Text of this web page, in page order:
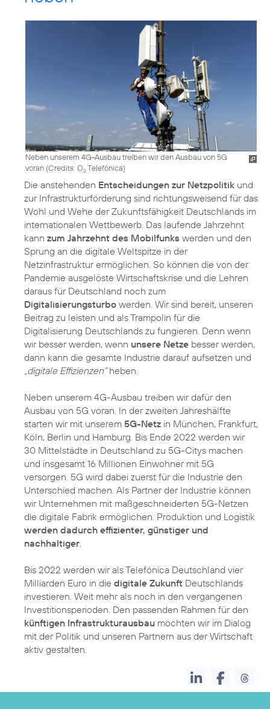
Neben unserem 4G-Ausbau treiben wir den Ausbau von 5G
voran (Credits: O2Telefónica)
Die anstehenden Entscheidungen zur Netzpolitik und
zur Infrastrukturförderung sind richtungsweisend für das
Wohl und Wehe der Zukunftsfähigkeit Deutschlands im
internationalen Wettbewerb. Das laufende Jahrzehnt
kann zum Jahrzehnt des Mobilfunks werden und den
Sprung an die digitale Weltspitze in der
Netzinfrastruktur ermöglichen. So können die von der
Pandemie ausgelöste Wirtschaftskrise und die Lehren
daraus für Deutschland noch zum
Digitalisierungsturbo werden. Wir sind bereit, unseren
Beitrag zu leisten und als Trampolin für die
Digitalisierung Deutschlands zu fungieren. Denn wenn
wir besser werden, wenn unsere Netze besser werden,
dann kann die gesamte Industrie darauf aufsetzen und
„digitale Effizienzen“heben.
Neben unserem 4G-Ausbau treiben wir dafür den
Ausbau von 5G voran. In der zweiten Jahreshälfte
starten wir mit unserem 5G-Netz in München, Frankfurt,
Köln, Berlin und Hamburg. Bis Ende 2022 werden wir
30 Mittelstädte in Deutschland zu 5G-Citys machen
und insgesamt 16 Millionen Einwohner mit 5G
versorgen. 5G wird dabei zuerst für die Industrie den
Unterschied machen. Als Partner der Industrie können
wir Unternehmen mit maßgeschneiderten 5G-Netzen
die digitale Fabrik ermöglichen. Produktion und Logistik
werden dadurch effizienter, günstiger und
nachhaltiger
Bis 2022 werden wir als Telefónica Deutschland vier
Milliarden Euro in die digitale Zukunft Deutschlands
investieren. Weit mehr als noch in den vergangenen
Investitionsperioden. Den passenden Rahmen für den
künftigen Infrastrukturausbau möchten wir im Dialog
mit der Politik und unseren Partnern aus der Wirtschaft
aktiv gestalten.